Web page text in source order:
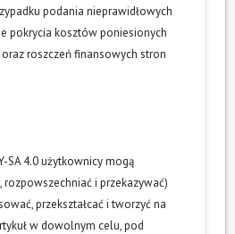
podania nieprawidłowych
pokrycia kosztów poniesionych
roszczeń finansowych stron
SA 4.0 użytkownicy mogą
i przekazywać)
przekształcać i tworzyć na
w dowolnym celu, pod